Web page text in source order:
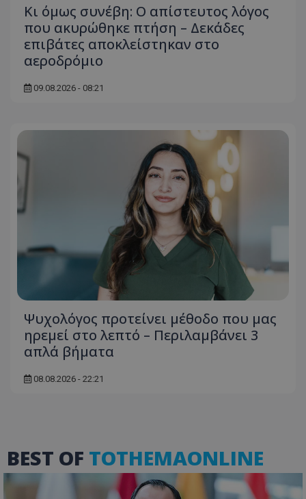
Κι όμως συνέβη: Ο απίστευτος λόγος
που ακυρώθηκε πτήση – Δεκάδες
επιβάτες αποκλείστηκαν στο
αεροδρόμιο
09.08.2026 - 08:21
Ψυχολόγος προτείνει μέθοδο που μας
ηρεμεί στο λεπτό – Περιλαμβάνει 3
απλά βήματα
08.08.2026 - 22:21
BEST OF TOTHEMAONLINE